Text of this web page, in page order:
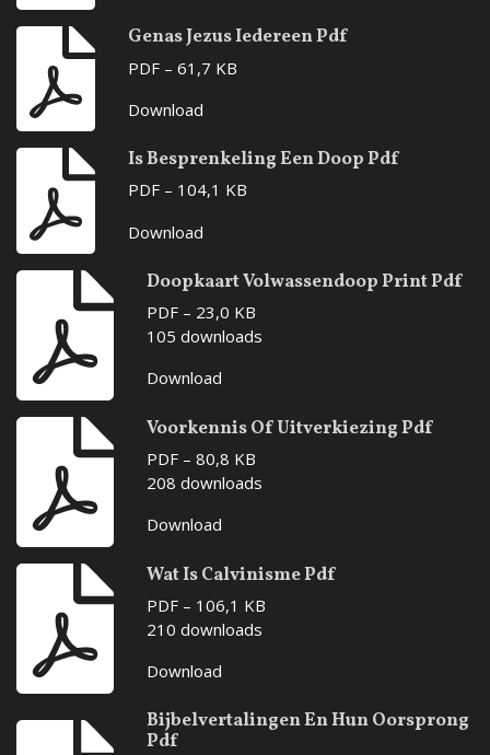
Genas Jezus Iedereen Pdf
PDF – 61,7 KB
Download
Is Besprenkeling Een Doop Pdf
PDF – 104,1 KB
Download
Doopkaart Volwassendoop Print Pdf
PDF – 23,0 KB
105 downloads
Download
Voorkennis Of Uitverkiezing Pdf
PDF – 80,8 KB
208 downloads
Download
Wat Is Calvinisme Pdf
PDF – 106,1 KB
210 downloads
Download
Bijbelvertalingen En Hun Oorsprong
Pdf